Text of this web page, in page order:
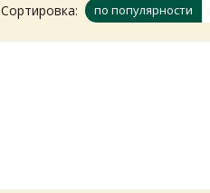
Сортировка: по популярности